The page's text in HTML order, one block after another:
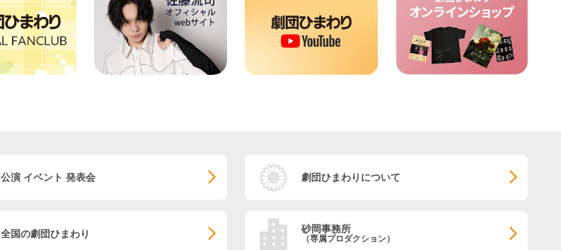
公演 イベント 発表会 劇団ひまわりについて
全国の劇団ひまわり 砂岡事務所
（専属プロダクション）